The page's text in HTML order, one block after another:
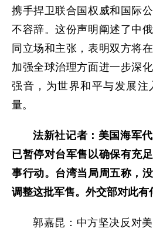
携手捍卫联合国权威和国际
不容辞。这份声明阐述了中
同立场和主张，表明双方将
加强全球治理方面进一步深
强音，为世界和平与发展注
量。
法新社记者：美国海军
已暂停对台军售以确保有充
事行动。台湾当局周五称，
调整这批军售。外交部对此有
郭嘉昆：中方坚决反对